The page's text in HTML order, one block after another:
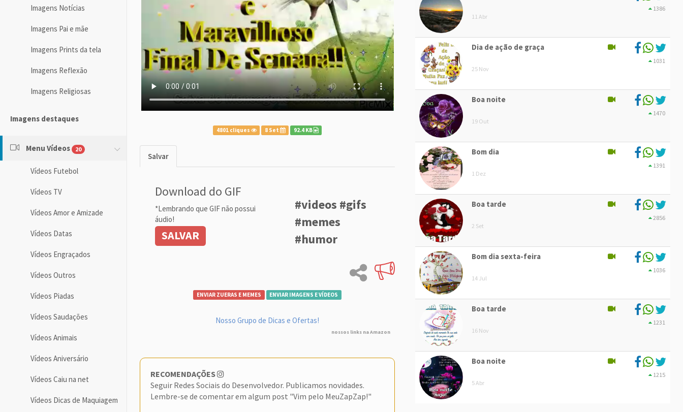
Imagens Notícias
Imagens Pai e mãe
Imagens Prints da tela
Imagens Reflexão
Imagens Religiosas
Imagens destaques
Menu Vídeos 20
Vídeos Futebol
Vídeos TV
Vídeos Amor e Amizade
Vídeos Datas
Vídeos Engraçados
Vídeos Outros
Vídeos Piadas
Vídeos Saudações
Vídeos Animais
Vídeos Aniversário
Vídeos Caiu na net
Vídeos Dicas de Maquiagem
4801 cliques 8 Set 92.4 KB
Salvar
Download do GIF
*Lembrando que GIF não possui
áudio!
SALVAR
#videos #gifs
#memes
#humor
ENVIAR ZUERAS E MEMES ENVIAR IMAGENS E VÍDEOS
Nosso Grupo de Dicas e Ofertas!
nossos links na Amazon
RECOMENDAÇÕES
Seguir Redes Sociais do Desenvolvedor. Publicamos novidades.
Lembre-se de comentar em algum post "Vim pelo MeuZapZap!"
11 Abr
1386
Dia de ação de graça
25 Nov
1031
Boa noite
19 Out
1470
Bom dia
1 Dez
1391
Boa tarde
2 Set
2856
Bom dia sexta-feira
14 Jul
1036
Boa tarde
16 Nov
1231
Boa noite
5 Abr
1215